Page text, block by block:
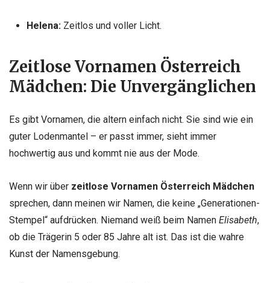
Helena:Zeitlos und voller Licht.
Zeitlose Vornamen Österreich
Mädchen: Die Unvergänglichen
Es gibt Vornamen, die altern einfach nicht. Sie sind wie ein
guter Lodenmantel – er passt immer, sieht immer
hochwertig aus und kommt nie aus der Mode.
Wenn wir über zeitlose Vornamen Österreich Mädchen
sprechen, dann meinen wir Namen, die keine „Generationen-
Stempel“ aufdrücken. Niemand weiß beim Namen Elisabeth,
ob die Trägerin 5 oder 85 Jahre alt ist. Das ist die wahre
Kunst der Namensgebung.